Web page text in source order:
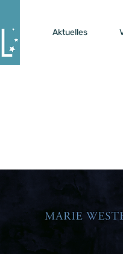
Aktuelles